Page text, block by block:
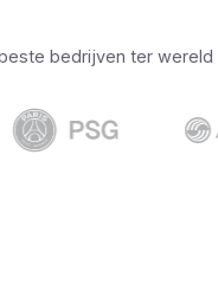
bedrijven ter wereld